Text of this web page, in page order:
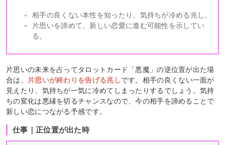
相手の良くない本性を知ったり、気持ちが冷める兆し。
片思いを諦めて、新しい恋愛に進む可能性を示してい
る。
片思いの未来を占ってタロットカード「悪魔」の逆位置が出た場
合は、
片思いが終わりを告げる兆しです。相手の良くない一面が
見えたり、気持ちが一気に冷めてしまったりするでしょう。気持
ちの変化は悪縁を切るチャンスなので、今の相手を諦めることで
新しい恋につながる予感です。
仕事｜正位置が出た時